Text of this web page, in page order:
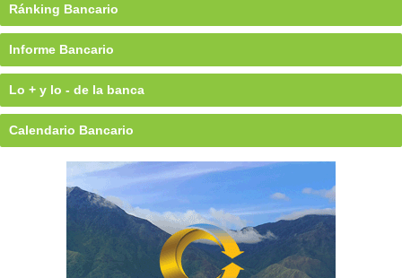
Ránking Bancario
Informe Bancario
Lo + y lo - de la banca
Calendario Bancario